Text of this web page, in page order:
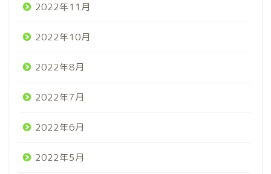
2022年11月
2022年10月
2022年8月
2022年7月
2022年6月
2022年5月